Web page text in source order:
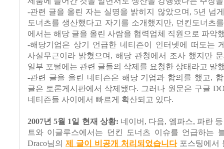
-관련 글을 올린 자는 실명을 밝히지 않았으며, 5년 넘
도너츠를 생산했다고 자기를 소개했지만, 던킨도너츠
에서는 해당 글을 올린 사람을 협력업체 직원으로 파악
-해당기업은 상기 언급한 네티즌이 인터넷에 떠도는
사실무근이라 밝혔으며, 해당 관청에서 조사 했지만
일부 포털에는 관련 글들의 삭제를 요청한 상태라고 말
-관련 글을 올린 네티즌은 해당 기업과 합의를 했고,
글은 토론게시판에서 삭제됐다. 그러나 원문은 구글
네티즌들 사이에서 빠르게 확산되고 있다.
2007년 5월 1일 현재 상황: 네이버, 다음, 엠파스, 파란
트와 이글루스에서는 던킨 도너츠 이슈를 언급하는
Draco님의 제 글이 비공개 처리되었습니다포스팅에서